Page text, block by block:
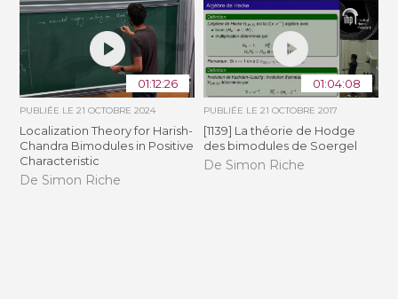
01:12:26
PUBLIÉE LE21 OCTOBRE 2024
Localization Theory for Harish-
Chandra Bimodules in Positive
Characteristic
De Simon Riche
01:04:08
PUBLIÉE LE 21 OCTOBRE 2017
[1139] La théorie de Hodge
des bimodules de Soergel
De Simon Riche